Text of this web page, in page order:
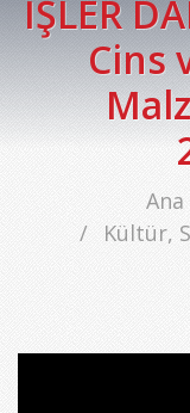
İŞLER
Cins
Ana
Kültür,